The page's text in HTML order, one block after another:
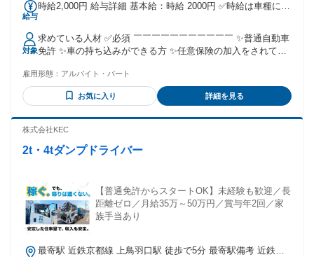
給与
時給2,000円 給与詳細 基本給：時給 2000円 ✅時給は車種によ
り) ✨高速代支給 ✨稼働分前払い可 ＜ガソリン手当の条件＞
※週3以上計12日以上の勤務者：1万円/月 ※任意保険加入者
※持ち込み車
対象
求めている人材 ✅必須 ￣￣￣￣￣￣￣￣￣￣￣ ✨普通自動車
免許 ✨車の持ち込みができる方 ✨任意保険の加入をされてい
も歓迎 □40代・50代も活躍中 年齢の条件と理由：あり（例外
事由2号・18歳以上（労働基準法））
雇用形態： アルバイト・パート
お気に入り 詳細を見る
株式会社KEC
2t・4tダンプドライバー
【普通免許からスタートOK】未経験も歓迎／長
距離ゼロ／月給35万～50万円／賞与年2回／家
族手当あり
最寄駅 近鉄京都線 上鳥羽口駅 徒歩で5分 最寄駅備考 近鉄：